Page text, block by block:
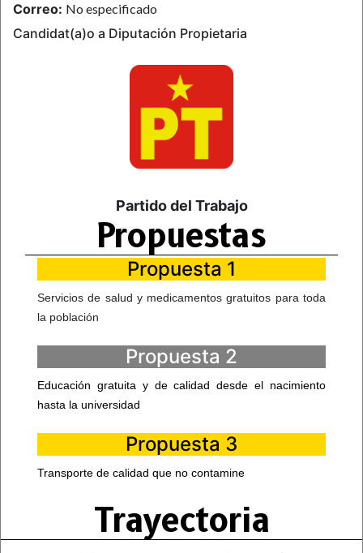
Correo: No especificado
Candidat(a)o a Diputación Propietaria
Partido del Trabajo
Propuestas
Propuesta 1
Servicios de salud y medicamentos gratuitos para toda
la población
Propuesta 2
Educación gratuita y de calidad desde el nacimiento
hasta la universidad
Propuesta 3
Transporte de calidad que no contamine
Trayectoria